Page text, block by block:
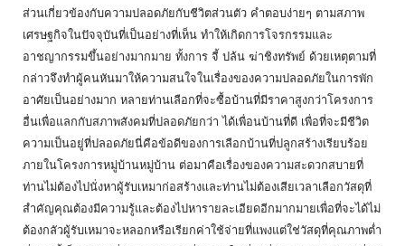
ส่วนเกี่ยวข้องกับความปลอดภัยกับชีวิตส่วนตัว คำตอบง่ายๆ ตามสภาพ
เศรษฐกิจในปัจจุบันที่เป็นอย่างที่เห็น ทำให้เกิดการโจรกรรมและ
อาชญากรรมขึ้นอย่างมากมาย ทั้งการ จี้ ปล้น ฆ่าชิงทรัพย์ ด้วยเหตุตามที่
กล่าวจึงทำผู้คนหันมาให้ความสนใจในเรื่องของความปลอดภัยในการพัก
อาศัยเป็นอย่างมาก หลายท่านเลือกที่จะซื้อบ้านที่มีราคาสูงกว่าโครงการ
อื่นเพื่อแลกกับสภาพสังคมที่ปลอดภัยกว่า ได้เพื่อนบ้านที่ดี เพื่อที่จะมีชีวิต
ความเป็นอยู่ที่ปลอดภัยนี่คือข้อดีของการเลือกบ้านที่ปลูกสร้างเรียบร้อย
ภายในโครงการหมู่บ้านหมู่บ้าน ต่อมาคือเรื่องของความสะดวกสบายที่
ท่านไม่ต้องไปนั่งหาผู้รับเหมาก่อสร้างและท่านไม่ต้องเสียเวลาเลือกวัสดุที่
สำคัญคุณต้องมีความรู้และต้องไปหารายละเอียดอีกมากมายเพื่อที่จะได้ไม่
ต้องกลัวผู้รับเหมาจะหลอกหรือเรียกค่าใช้จ่ายที่แพงแต่ใช่วัสดุที่คุณภาพต่ำ